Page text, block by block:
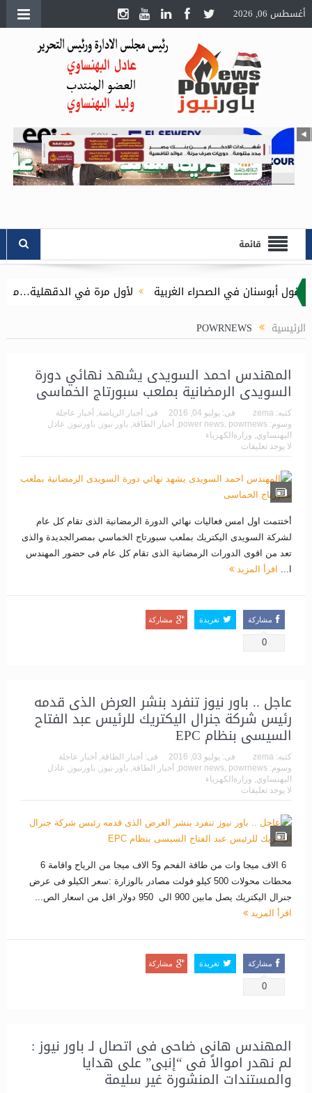
أغسطس 06, 2026
قائمة
في الصحراء الغربية
لأول مرة في الدقهلية…محافظ الدقهلية يُطلق
الرئيسية
المهندس احمد السويدى يشهد نهائي دورة
السويدى الرمضانية بملعب سبورتاج الخماسى
كتبه: zema فى: يوليو 04, 2016 فى: أخبار الرياضة
أخبار عاجلة
وسوم:
power news powrnews أخبار الطاقة باور نيوز باورنيوز
عادل
اليهنساوي وزارةالكهرباء
لا يوجد تعليقات
أختتمت اول امس فعاليات نهائي الدورة الرمضانية الذى تقام كل عام
لشركة السويدى اليكتريك بملعب سبورتاج الخماسي بمصرالجديدة والذى
تعد من اقوى الدورات الرمضانية الذى تقام كل عام فى حضور المهندس
ا... اقرأ المزيد
مشاركة
0
تغريدة مشاركة
عاجل .. باور نيوز تنفرد بنشر العرض الذى قدمه
رئيس شركة جنرال اليكتريك للرئيس عبد الفتاح
السيسى بنظام EPC
كتبه: zema فى: يوليو 03, 2016 فى: أخبار الطاقة
أخبار عاجلة
وسوم:
power news powrnews أخبار الطاقة باور نيوز باورنيوز
عادل
اليهنساوي وزارةالكهرباء
لا يوجد تعليقات
6 الاف ميجا وات من طاقة الفحم و5 الاف ميجا من الرياح واقامة 6
محطات محولات 500 كيلو فولت مصادر بالوزارة :سعر الكيلو فى عرض
جنرال اليكتريك يصل مابين 900 الى 950 دولار اقل من اسعار الص...
اقرأ المزيد
مشاركة
0
تغريدة مشاركة
المهندس هانى ضاحى فى اتصال لـ باور نيوز :
لم نهدر اموالاً فى “إنبى” على هدايا
والمستندات المنشورة غير سليمة